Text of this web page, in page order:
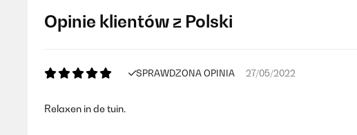
Opinie klientów z Polski
SPRAWDZONA OPINIA 27/05/2022
Relaxen in de tuin.